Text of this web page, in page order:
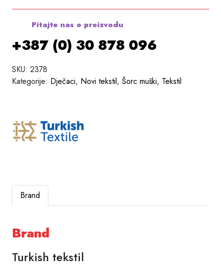
Pitajte nas o proizvodu
+387 (0) 30 878 096
SKU: 2378
Kategorije: Dječaci, Novi tekstil, Šorc muški, Tekstil
Brand
Brand
Turkish tekstil